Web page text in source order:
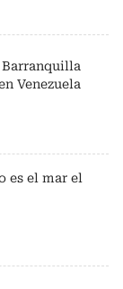
Venezuela
es el mar el